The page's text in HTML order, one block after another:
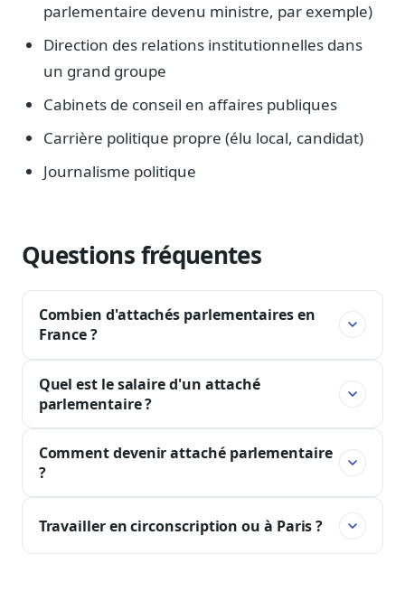
parlementaire devenu ministre, par exemple)
Direction des relations institutionnelles dans
un grand groupe
Cabinets de conseil en affaires publiques
Carrière politique propre (élu local, candidat)
Journalisme politique
Questions fréquentes
Combien d'attachés parlementaires en
France ?
Quel est le salaire d'un attaché
parlementaire ?
Comment devenir attaché parlementaire
?
Travailler en circonscription ou à Paris ?